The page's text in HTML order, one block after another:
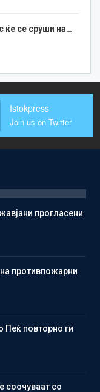
ќе се сруши на…
Istokpress
Join us on Twitter
прогласени
противпожарни
Пеќ повторно ги
соочуваат со